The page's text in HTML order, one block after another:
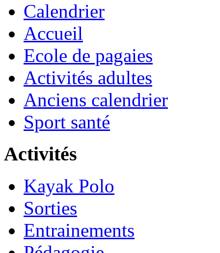
Calendrier
Accueil
Ecole de pagaies
Activités adultes
Anciens calendrier
Sport santé
Activités
Kayak Polo
Sorties
Entrainements